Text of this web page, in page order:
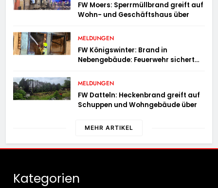
FW Moers: Sperrmüllbrand greift auf
Wohn- und Geschäftshaus über
MELDUNGEN
FW Königswinter: Brand in
Nebengebäude: Feuerwehr sichert
MELDUNGEN
FW Datteln: Heckenbrand greift auf
Schuppen und Wohngebäude über
MEHR ARTIKEL
Kategorien